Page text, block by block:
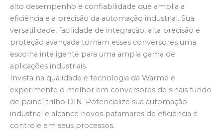
alto desempenho e confiabilidade que amplia a
eficiência e a precisão da automação industrial. Sua
versatilidade, facilidade de integração, alta precisão e
proteção avançada tornam esses conversores uma
escolha inteligente para uma ampla gama de
aplicações industriais.
Invista na qualidade e tecnologia da Wärme e
experimente o melhor em conversores de sinais fundo
de painel trilho DIN. Potencialize sua automação
industrial e alcance novos patamares de eficiência e
controle em seus processos.